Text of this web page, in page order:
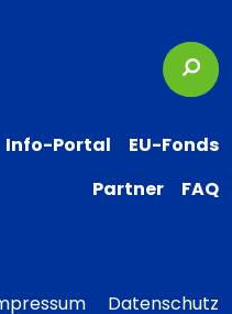
Info-Portal
EU-Fonds
Partner
FAQ
Datenschutz